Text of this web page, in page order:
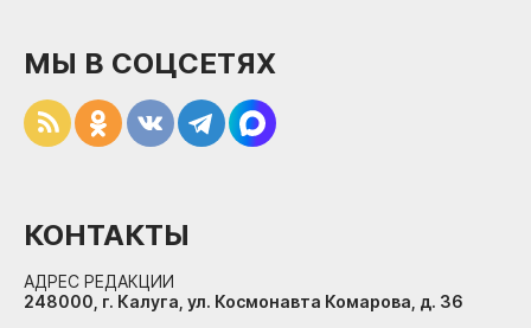
МЫ В СОЦСЕТЯХ
КОНТАКТЫ
АДРЕС РЕДАКЦИИ
248000, г. Калуга, ул. Космонавта Комарова, д. 36